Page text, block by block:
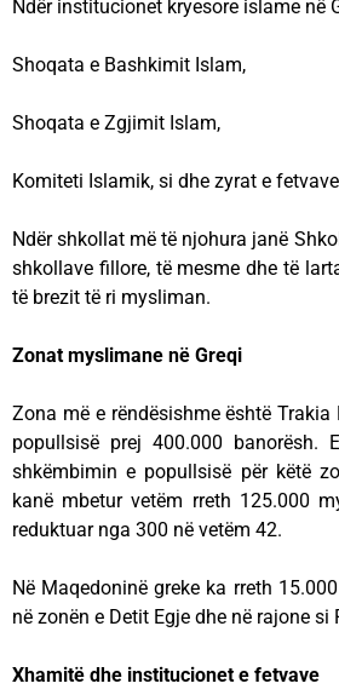
Ndër institucionet kryesore islame në
Shoqata e Bashkimit Islam,
Shoqata e Zgjimit Islam,
Komiteti Islamik, si dhe zyrat e
Ndër shkollat më të njohura janë
shkollave fillore, të mesme dhe të
të brezit të ri mysliman.
Zonat myslimane në Greqi
Zona më e rëndësishme është
popullsisë prej 400.000 banorësh.
shkëmbimin e popullsisë për këtë
kanë mbetur vetëm rreth 125.000
reduktuar nga 300 në vetëm 42.
Në Maqedoninë greke ka rreth
në zonën e Detit Egje dhe në rajone si
Xhamitë dhe institucionet e fetvave